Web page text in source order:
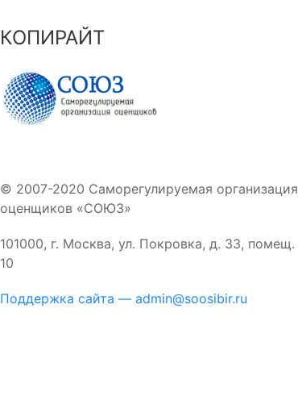
КОПИРАЙТ
© 2007-2020 Саморегулируемая организация
оценщиков «СОЮЗ»
101000, г. Москва, ул. Покровка, д. 33, помещ.
10
Поддержка сайта — admin@soosibir.ru